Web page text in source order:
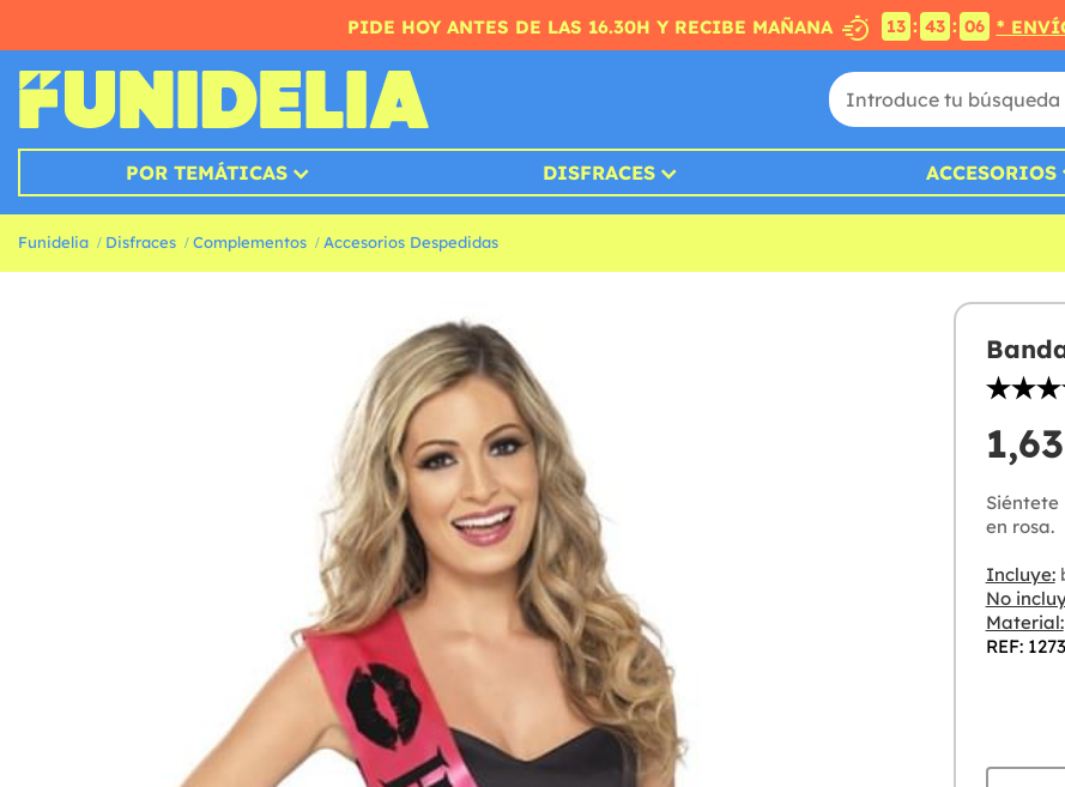
PIDE HOY ANTES DE LAS 16.30H Y RECIBE MAÑANA 13 : 43 : 05 *
POR TEMÁTICAS DISFRACES ACCESORIOS
Funidelia Disfraces Complementos Accesorios Despedidas
en rosa.
Incluye:
No
Material:
REF: